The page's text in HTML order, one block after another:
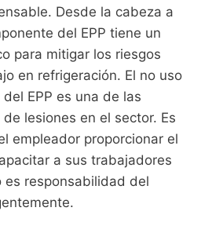
Desde la cabeza a
del EPP tiene un
para mitigar los riesgos
en refrigeración. El no uso
EPP es una de las
lesiones en el sector. Es
empleador proporcionar el
a sus trabajadores
es responsabilidad del